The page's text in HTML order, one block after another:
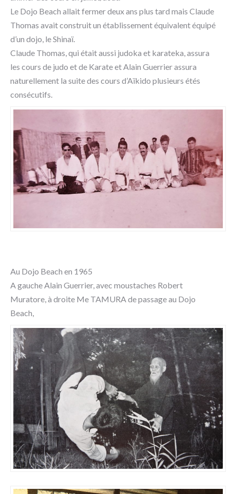
Le Dojo Beach allait fermer deux ans plus tard mais Claude
Thomas avait construit un établissement équivalent équipé
d’un dojo, le Shinaï.
Claude Thomas, qui était aussi judoka et karateka, assura
les cours de judo et de Karate et Alain Guerrier assura
naturellement la suite des cours d’Aïkido plusieurs étés
consécutifs.
Au Dojo Beach en 1965
A gauche Alain Guerrier, avec moustaches Robert
Muratore, à droite Me TAMURA de passage au Dojo
Beach,